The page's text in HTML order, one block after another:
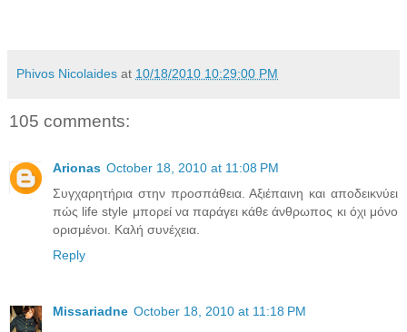
Phivos Nicolaides at 10/18/2010 10:29:00 PM
105 comments:
Arionas October 18, 2010 at 11:08 PM
Συγχαρητήρια στην προσπάθεια. Αξιέπαινη και αποδεικνύει
πώς life style μπορεί να παράγει κάθε άνθρωπος κι όχι μόνο
ορισμένοι. Καλή συνέχεια.
Reply
Missariadne October 18, 2010 at 11:18 PM